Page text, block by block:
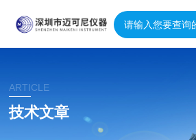
ARTICLE
技术文章